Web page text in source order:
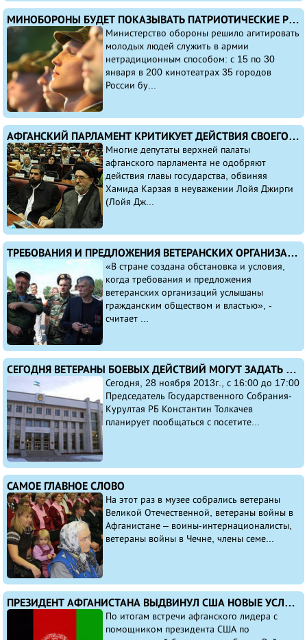
МИНОБОРОНЫ БУДЕТ ПОКАЗЫВАТЬ ПАТРИОТИЧЕСКИЕ РОЛИКИ В КИНОТЕАТРАХ СТРАНЫ
Министерство обороны решило агитировать
молодых людей служить в армии
нетрадиционным способом: с 15 по 30
января в 200 кинотеатрах 35 городов
России бу...
АФГАНСКИЙ ПАРЛАМЕНТ КРИТИКУЕТ ДЕЙСТВИЯ СВОЕГО ПРЕЗИДЕНТА
Многие депутаты верхней палаты
афганского парламента не одобряют
действия главы государства, обвиняя
Хамида Карзая в неуважении Лойя Джирги
(Лойя Дж...
ТРЕБОВАНИЯ И ПРЕДЛОЖЕНИЯ ВЕТЕРАНСКИХ ОРГАНИЗАЦИЙ УСЛЫШАНЫ ВЛАСТЬЮ И ОБЩЕСТВОМ
«В стране создана обстановка и условия,
когда требования и предложения
ветеранских организаций услышаны
гражданским обществом и властью», -
считает ...
СЕГОДНЯ ВЕТЕРАНЫ БОЕВЫХ ДЕЙСТВИЙ МОГУТ ЗАДАТЬ ВОПРОС ПРЕДСЕДАТЕЛЮ ГОССОБРАНИЯ-КУРУЛТАЙ РБ КОНСТАНТИНУ ТОЛКАЧЕВУ В РЕЖИМЕ ОНЛАЙН
Сегодня, 28 ноября 2013г., с 16:00 до 17:00
Председатель Государственного Собрания-
Курултая РБ Константин Толкачев
планирует пообщаться с посетите...
САМОЕ ГЛАВНОЕ СЛОВО
На этот раз в музее собрались ветераны
Великой Отечественной, ветераны войны в
Афганистане – воины-интернационалисты,
ветераны войны в Чечне, члены семе...
ПРЕЗИДЕНТ АФГАНИСТАНА ВЫДВИНУЛ США НОВЫЕ УСЛОВИЯ ДЛЯ ПОДПИСАНИЯ СОГЛАШЕНИЯ ПО БЕЗОПАСНОСТИ
По итогам встречи афганского лидера с
помощником президента США по